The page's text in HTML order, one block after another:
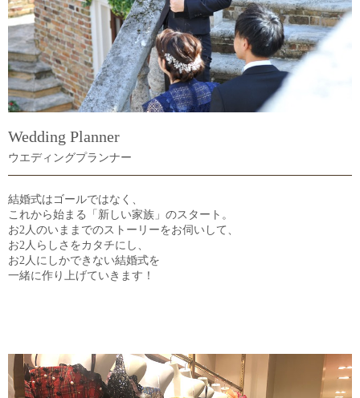
先輩カップルレポート
NEWS
Q&A
ご列席の皆様へ
Wedding Planner
ウエディングプランナー
結婚式はゴールではなく、
これから始まる「新しい家族」のスタート。
お2人のいままでのストーリーをお伺いして、
お2人らしさをカタチにし、
お2人にしかできない結婚式を
一緒に作り上げていきます！